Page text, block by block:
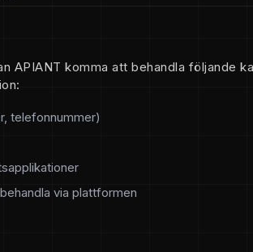
APIANT komma att behandla följande
telefonnummer)
via plattformen